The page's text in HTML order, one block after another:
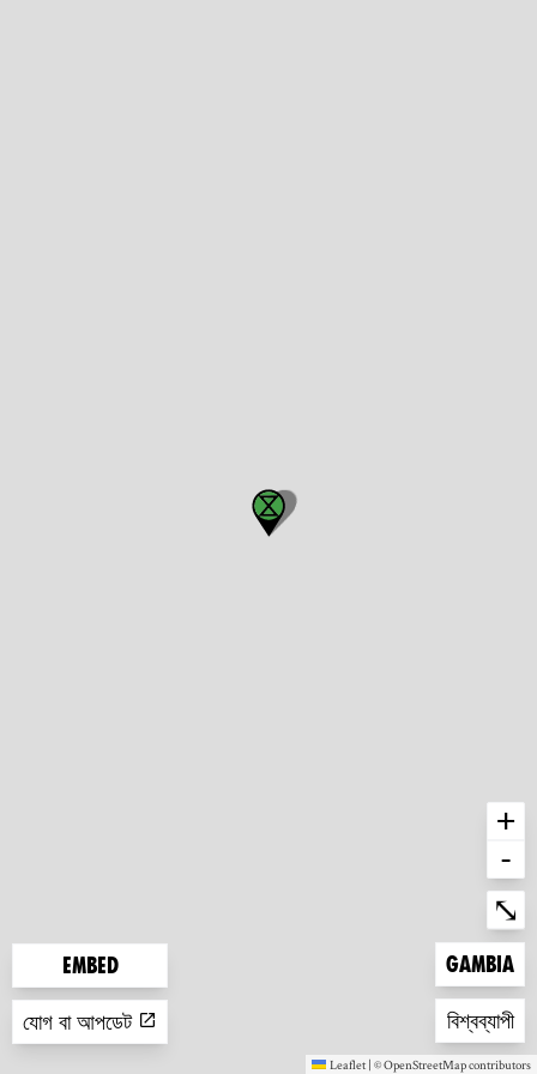
Embed
যোগ বা আপডেট
+
-
⤡
Zoom to
Gambia
Zoom to
বিশ্বব্যাপী
Leaflet | ©OpenStreetMapcontributors